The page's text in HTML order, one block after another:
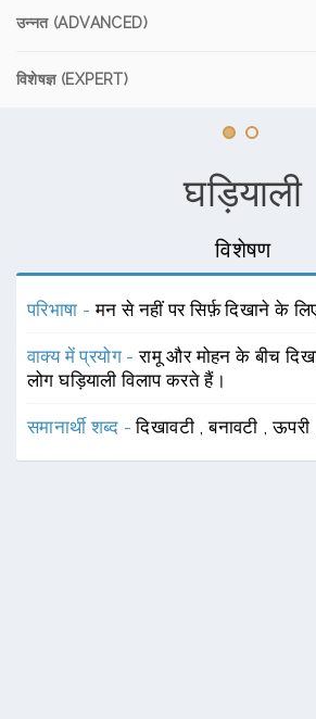
उन्नत (ADVANCED)
विशेषज्ञ (EXPERT)
घड़ियाली
विशेषण
परिभाषा -मन से नहीं पर सिर्फ़ दिखाने के
वाक्य में प्रयोग -रामू और मोहन के बीच
लोग घड़ियाली विलाप करते हैं।
समानार्थी शब्द -दिखावटी ,बनावटी ,ऊपरी